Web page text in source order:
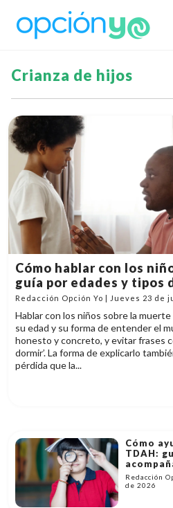
Crianza de hijos
Cómo hablar con los
guía por edades y tipos
Redacción Opción Yo | Jueves 23 de
Hablar con los niños sobre la
su edad y su forma de entender el
honesto y concreto, y evitar frases
dormir’. La forma de explicarlo
pérdida que la...
Cómo
TDAH:
Redacción
de 2026